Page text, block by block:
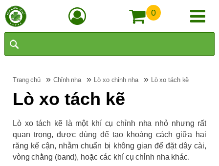
0
Trang chủ »Chỉnh nha » Lò xo chỉnh nha » Lò xo tách kẽ
Lò xo tách kẽ
Lò xo tách kẽ là một khí cụ chỉnh nha nhỏ nhưng rất
quan trọng, được dùng để tạo khoảng cách giữa hai
răng kế cận, nhằm chuẩn bị không gian để đặt dây cài,
vòng chằng (band), hoặc các khí cụ chỉnh nha khác.